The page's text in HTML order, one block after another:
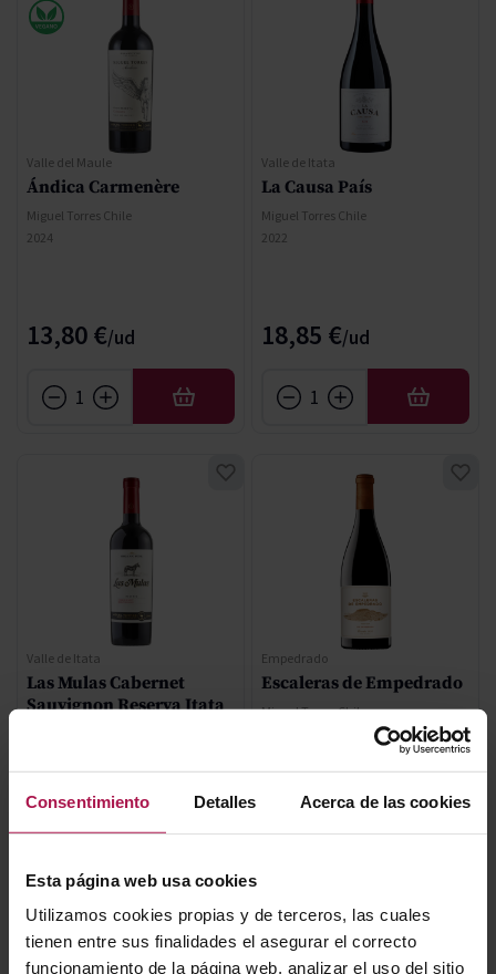
Consentimiento Detalles Acerca de las cookies
Esta página web usa cookies
Utilizamos cookies propias y de terceros, las cuales
tienen entre sus finalidades el asegurar el correcto
funcionamiento de la página web, analizar el uso del sitio
Valle del Maule
Ándica Carmenère
Miguel Torres Chile
2024
13,80 €
AÑADIR
Valle de Itata
La Causa País
Miguel Torres Chile
2022
18,85 €
AÑADIR
Valle de Itata
Las Mulas Cabernet
Sauvignon Reserva Itata
10,90 €
Empedrado
Escaleras de Empedrado
Miguel Torres Chile
109,50 €